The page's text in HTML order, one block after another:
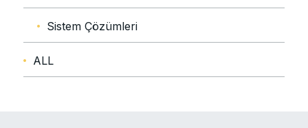
Sistem Çözümleri
ALL